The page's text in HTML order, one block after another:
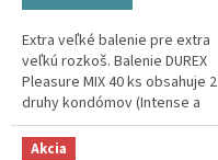
Extra veľké balenie pre extra
veľkú rozkoš. Balenie DUREX
Pleasure MIX 40 ks obsahuje 2
druhy kondómov (Intense a
Pleasuremax), ktoré znásobia
váš zážitok. Kondómy Intense...
Akcia